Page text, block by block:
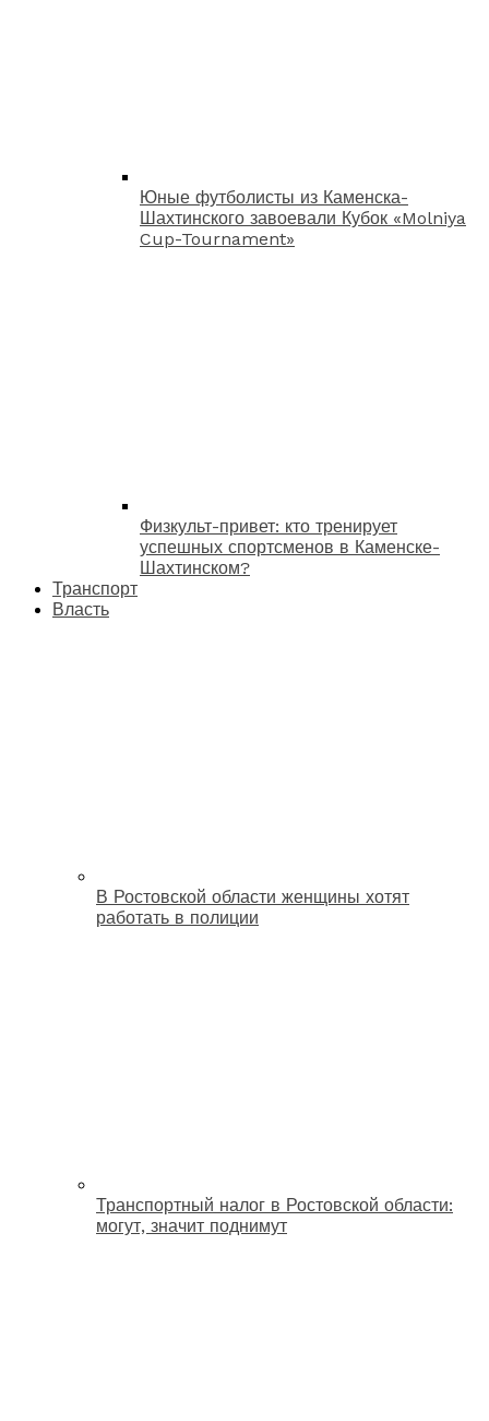
Юные футболисты из Каменска-
Шахтинского завоевали Кубок «Molniya
Cup-Tournament»
Физкульт-привет: кто тренирует
успешных спортсменов в Каменске-
Шахтинском?
Транспорт
Власть
В Ростовской области женщины хотят
работать в полиции
Транспортный налог в Ростовской области:
могут, значит поднимут